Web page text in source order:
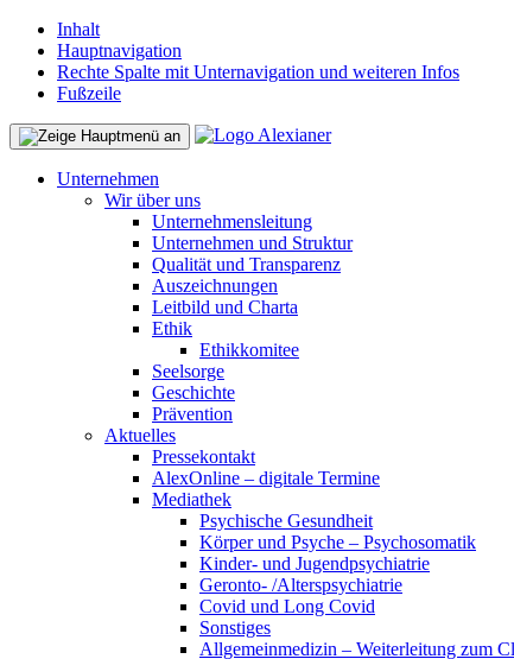
Inhalt
Hauptnavigation
Rechte Spalte mit Unternavigation und weiteren Infos
Fußzeile
Unternehmen
Wir über uns
Unternehmensleitung
Unternehmen und Struktur
Qualität und Transparenz
Auszeichnungen
Leitbild und Charta
Ethik
Ethikkomitee
Seelsorge
Geschichte
Prävention
Aktuelles
Pressekontakt
AlexOnline – digitale Termine
Mediathek
Psychische Gesundheit
Körper und Psyche – Psychosomatik
Kinder- und Jugendpsychiatrie
Geronto- /Alterspsychiatrie
Covid und Long Covid
Sonstiges
Allgemeinmedizin – Weiterleitung zum